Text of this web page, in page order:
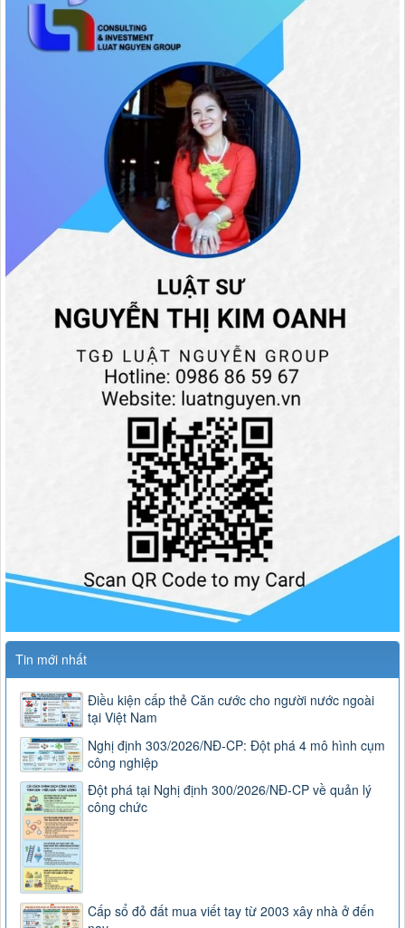
Tin mới nhất
Điều kiện cấp thẻ Căn cước cho người nước ngoài
tại Việt Nam
Nghị định 303/2026/NĐ-CP: Đột phá 4 mô hình cụm
công nghiệp
Đột phá tại Nghị định 300/2026/NĐ-CP về quản lý
công chức
Cấp sổ đỏ đất mua viết tay từ 2003 xây nhà ở đến